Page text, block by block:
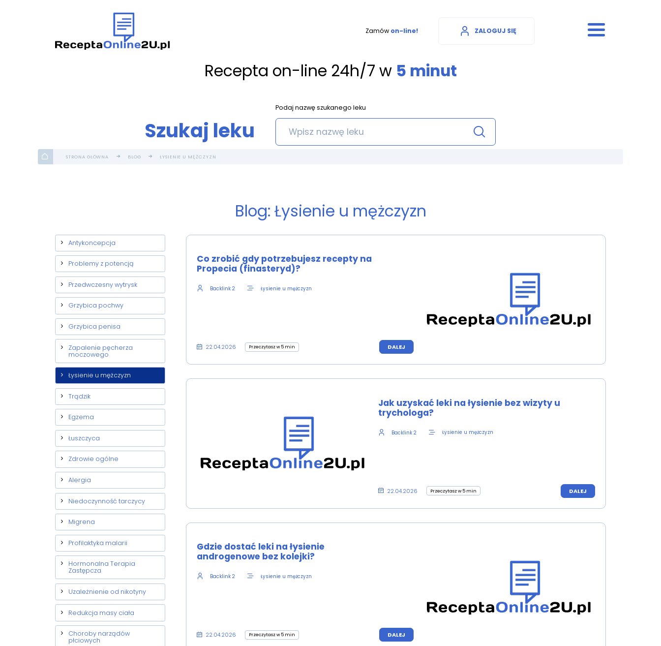
Zamów on-line! ZALOGUJ SIĘ
Recepta on-line 24h/7 w 5 minut
Szukaj leku
Podaj nazwę szukanego leku
STRONA GŁÓWNA BLOG ŁYSIENIE U MĘŻCZYZN
Blog: Łysienie u mężczyzn
Antykoncepcja
Problemy z potencją
Przedwczesny wytrysk
Grzybica pochwy
Grzybica penisa
Zapalenie pęcherza
moczowego
Łysienie u mężczyzn
Trądzik
Egzema
Łuszczyca
Zdrowie ogólne
Alergia
Niedoczynność tarczycy
Migrena
Profilaktyka malarii
Hormonalna Terapia
Zastępcza
Uzależnienie od nikotyny
Redukcja masy ciała
Choroby narządów
płciowych
Co zrobić gdy potrzebujesz recepty na
Propecia (finasteryd)?
Backlink 2 Łysienie u mężczyzn
22.04.2026 Przeczytasz w 5 min DALEJ
Jak uzyskać leki na łysienie bez wizyty u
trychologa?
Backlink 2 Łysienie u mężczyzn
22.04.2026 Przeczytasz w 5 min DALEJ
Gdzie dostać leki na łysienie
androgenowe bez kolejki?
Backlink 2 Łysienie u mężczyzn
22.04.2026 Przeczytasz w 5 min DALEJ